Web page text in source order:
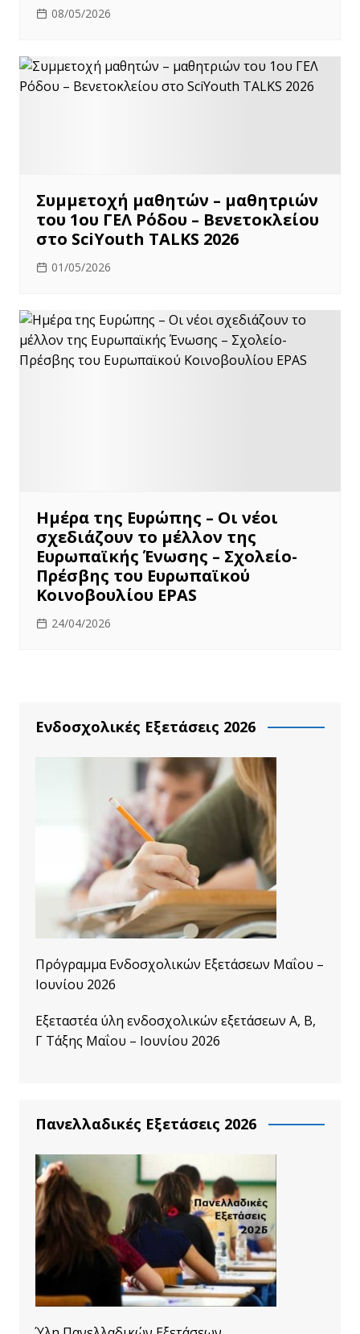
08/05/2026
Συμμετοχή μαθητών – μαθητριών
του 1ου ΓΕΛ Ρόδου – Βενετοκλείου
στο SciYouth TALKS 2026
01/05/2026
Ημέρα της Ευρώπης – Οι νέοι
σχεδιάζουν το μέλλον της
Ευρωπαϊκής Ένωσης – Σχολείο-
Πρέσβης του Ευρωπαϊκού
Κοινοβουλίου EPAS
24/04/2026
Ενδοσχολικές Εξετάσεις 2026
Πρόγραμμα Ενδοσχολικών Εξετάσεων Μαΐου –
Ιουνίου 2026
Εξεταστέα ύλη ενδοσχολικών εξετάσεων A, B,
Γ Τάξης Μαΐου – Ιουνίου 2026
Πανελλαδικές Εξετάσεις 2026